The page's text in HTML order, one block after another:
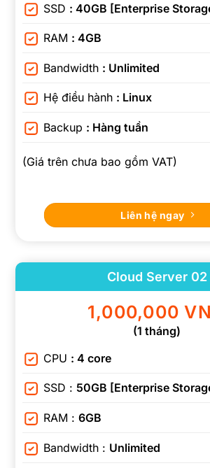
SSD : 40GB [Enterprise
RAM : 4GB
Bandwidth : Unlimited
Hệ điều hành : Linux
Backup : Hàng tuần
(Giá trên chưa bao gồm VAT)
Liên hệ ngay
Cloud Server 02
1,000,000
(1 tháng)
CPU : 4 core
SSD : 50GB [Enterprise
RAM :6GB
Bandwidth : Unlimited